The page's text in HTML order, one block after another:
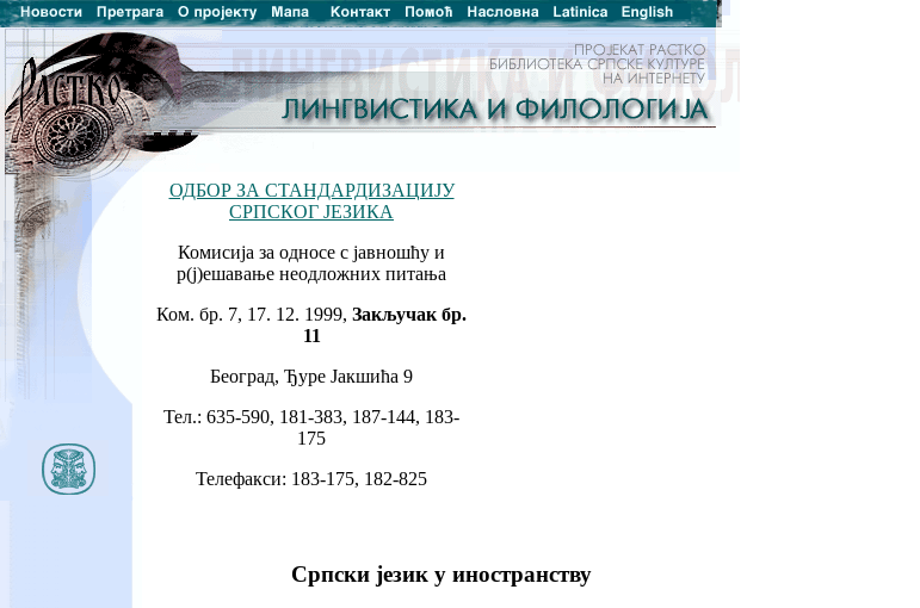
ОДБОР ЗА СТАНДАРДИЗАЦИЈУ
СРПСКОГ ЈЕЗИКА
Комисија за односе с јавношћу и
р(ј)ешавање неодложних питања
Ком. бр. 7, 17. 12. 1999, Закључак бр.
11
Београд, Ђуре Јакшића 9
Тел.: 635-590, 181-383, 187-144, 183-
175
Телефакси: 183-175, 182-825
Српски језик у иностранству